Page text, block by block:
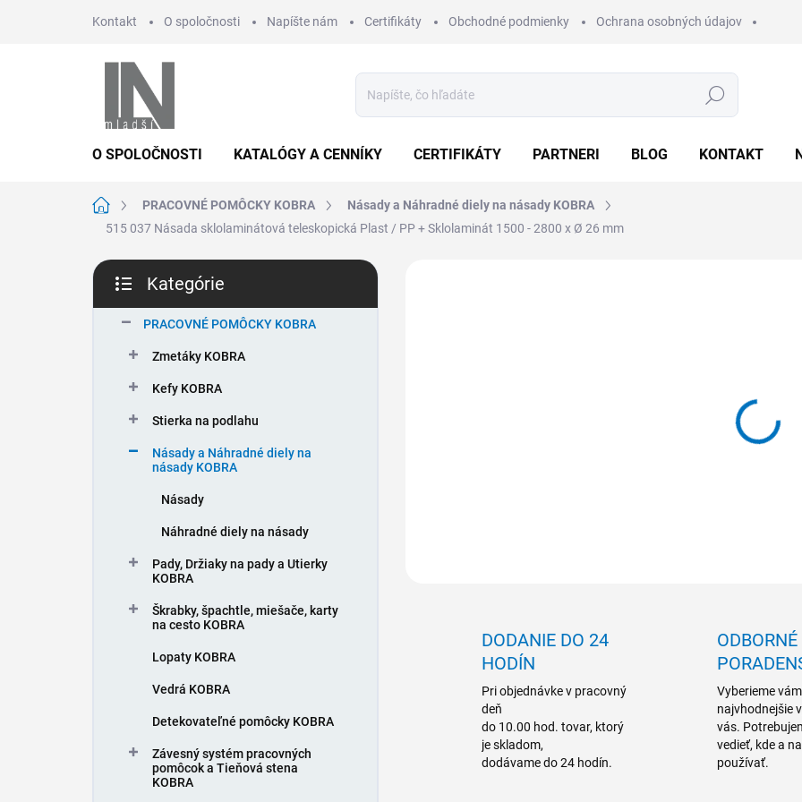
Kontakt O spoločnosti Napíšte nám Certifikáty Obchodné podmienky Ochrana osobných údajov
Hľadať
O SPOLOČNOSTI KATALÓGY A CENNÍKY CERTIFIKÁTY PARTNERI BLOG KONTAKT
DomovPRACOVNÉ POMÔCKY KOBRA
Násady a Náhradné diely na násady KOBRA
515 037 Násada sklolaminátová teleskopická Plast / PP + Sklolaminát 1500 - 2800 x Ø 26 mm
B
č
kategórie
Kategórie
PRACOVNÉ POMÔCKY KOBRA
Zmetáky KOBRA
Kefy KOBRA
Stierka na podlahu
Násady a Náhradné diely na
násady KOBRA
Násady
Náhradné diely na násady
Pady, Držiaky na pady a Utierky
KOBRA
Škrabky, špachtle, miešače, karty
na cesto KOBRA
Lopaty KOBRA
Vedrá KOBRA
Detekovateľné pomôcky KOBRA
Závesný systém pracovných
pomôcok a Tieňová stena
KOBRA
DODANIE DO 24
HODÍN
Pri objednávke v pracovný
deň
do 10.00 hod. tovar, ktorý
je skladom,
dodávame do 24 hodín.
ODBORNÉ
Vyberieme vám
najvhodnejšie
vás.
vedieť, kde a
používať.